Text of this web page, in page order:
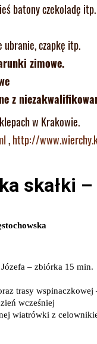
batony czekoladę itp.
ubranie, czapkę itp.
zimowe.
z
w Krakowie.
,http://